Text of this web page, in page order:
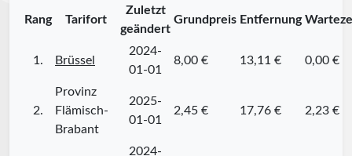
Rang Tarifort
Zuletzt
geändert
Grundpreis Entfernung
1. Brüssel
2024-
01-01
8,00 € 13,11 € 0,00 €
2.
Provinz
Flämisch-
Brabant
2025-
01-01
2,45 € 17,76 € 2,23 €
2024-